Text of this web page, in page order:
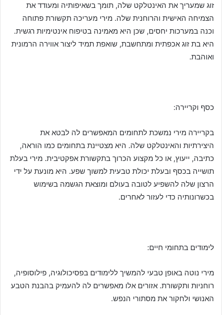
זוג שמעריך את האינטלקט שלה, תומך בשאיפותיה ומעודד את
הצמיחה האישית והרוחנית שלה. מירי מעריכה תקשורת פתוחה
וכנה במערכות יחסים, שכן היא מאמינה בטיפוח אינטימיות רגשית.
היא בת זוג אכפתית ומתחשבת, שואפת תמיד ליצור אווירה הרמונית
ואוהבת.
כסף וקריירה:
בקריירה מירי נמשכת לתחומים המאפשרים לה לבטא את
היצירתיות והאינטלקט שלה. היא מצטיינת בתחומים כמו הוראה,
כתיבה, ייעוץ, או כל מקצוע הכרוך בתקשורת אפקטיבית. מירי בעלת
תושייה בכסף ובעלת יכולת טבעית למשוך שפע. היא מונעת על ידי
הרצון שלה להשפיע לטובה בעולם ומוצאת הגשמה בשימוש
בכשרונותיה כדי לעזור לאחרים.
לימודים בתחומי חיים:
מירי נוטה באופן טבעי להמשיך ללימודים בפסיכולוגיה, פילוסופיה,
רוחניות ותקשורת. אזורים אלו מאפשרים לה להעמיק בהבנת הטבע
האנושי ולחקור את מסתורי הנפש.